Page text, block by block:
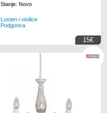
Stanje: Novo
Lusteri i visilice
Podgorica
15€